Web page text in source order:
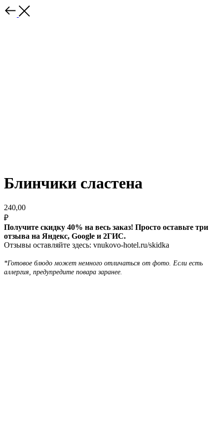
Блинчики сластена
240,00
₽
Получите скидку 40% на весь заказ! Просто оставьте три
отзыва на Яндекс, Google и 2ГИС.
Отзывы оставляйте здесь: vnukovo-hotel.ru/skidka
*Готовое блюдо может немного отличаться от фото. Если есть
аллергия, предупредите повара заранее.